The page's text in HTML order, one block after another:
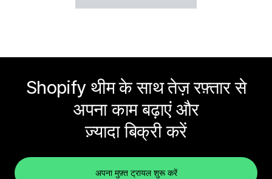
Shopify थीम के साथ तेज़ रफ़्तार से
अपना काम बढ़ाएं और
ज़्यादा बिक्री करें
अपना मुफ़्त ट्रायल शुरू करें